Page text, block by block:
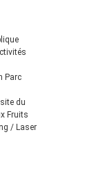
Parc
du
Fruits
/ Laser